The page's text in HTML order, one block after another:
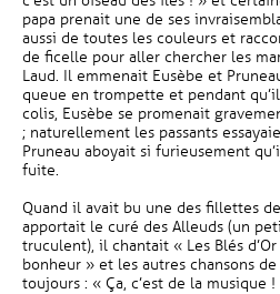
papa prenait une de ses
aussi de toutes les couleurs et
de ficelle pour aller chercher les
Laud. Il emmenait Eusèbe et
queue en trompette et pendant
colis, Eusèbe se promenait
; naturellement les passants
Pruneau aboyait si furieusement
fuite.
Quand il avait bu une des fillettes
apportait le curé des Alleuds (un
truculent), il chantait « Les Blés
bonheur » et les autres chansons
toujours : « Ça, c’est de la musique !